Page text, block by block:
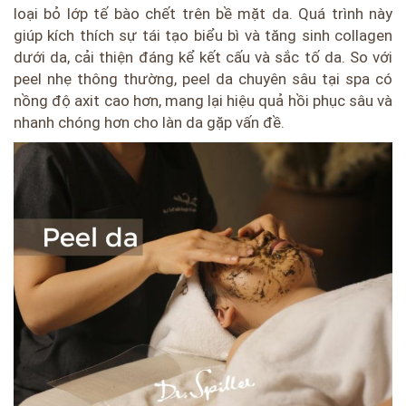
loại bỏ lớp tế bào chết trên bề mặt da. Quá trình này
giúp kích thích sự tái tạo biểu bì và tăng sinh collagen
dưới da, cải thiện đáng kể kết cấu và sắc tố da. So với
peel nhẹ thông thường, peel da chuyên sâu tại spa có
nồng độ axit cao hơn, mang lại hiệu quả hồi phục sâu và
nhanh chóng hơn cho làn da gặp vấn đề.